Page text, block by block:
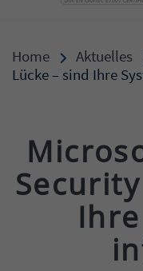
Home Aktuelles
Lücke – sind Ihre